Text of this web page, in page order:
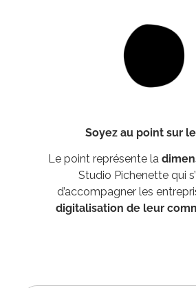
Soyez au point sur
Le point représente la
Studio Pichenette qui
d’accompagner les
digitalisation de leur